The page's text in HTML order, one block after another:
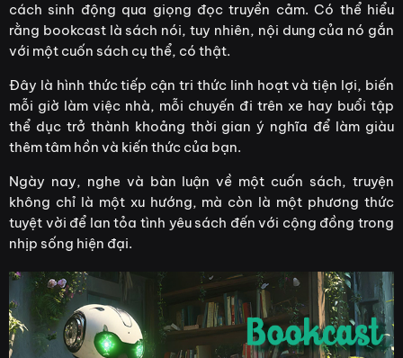
Những ứng dụng Bookcast nổi bật nhất hiện nay
#1. Waka - "Thư viện số quốc dân" toàn diện nhất
#3. Truyện Audio - Sách Nói Việt dành cho người Nghiện
Truyện
#4. Sách Nói App - Trạm dừng tri thức cho người bận rộn
#5. Sách nói Bookas - Không gian số cho người yêu
Sách và Tri thức
#6. Thư viện sách nói - Gói trọn tinh hoa văn học trong
Đâu là "người bạn đồng hành" lý tưởng trên hành trình tri
thức của bạn?
cách sinh động qua giọng đọc truyền cảm. Có thể hiểu
rằng bookcast là sách nói, tuy nhiên, nội dung của nó gắn
với một cuốn sách cụ thể, có thật.
Đây là hình thức tiếp cận tri thức linh hoạt và tiện lợi, biến
mỗi giờ làm việc nhà, mỗi chuyến đi trên xe hay buổi tập
thể dục trở thành khoảng thời gian ý nghĩa để làm giàu
thêm tâm hồn và kiến thức của bạn.
Ngày nay, nghe và bàn luận về một cuốn sách, truyện
không chỉ là một xu hướng, mà còn là một phương thức
tuyệt vời để lan tỏa tình yêu sách đến với cộng đồng trong
nhịp sống hiện đại.